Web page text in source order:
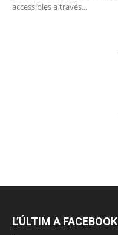
accessibles a través...
L’ÚLTIM A FACEBOOK